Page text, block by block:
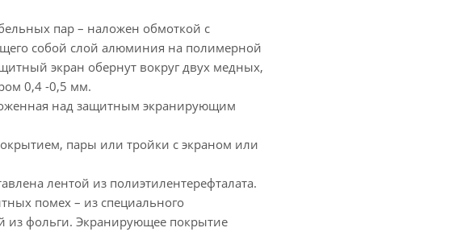
пар – наложен обмоткой с
собой слой алюминия на полимерной
экран обернут вокруг двух медных,
0,4 -0,5 мм.
над защитным экранирующим
пары или тройки с экраном или
лентой из полиэтилентерефталата.
помех – из специального
из фольги. Экранирующее покрытие